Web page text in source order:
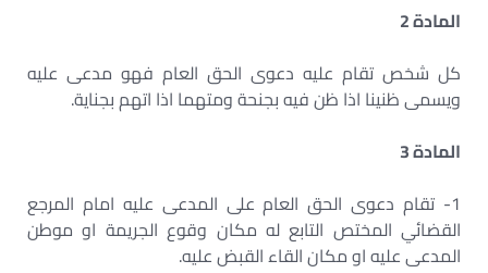
المادة 2
كل شخص تقام عليه دعوى الحق العام فهو مدعى عليه
ويسمى ظنينا اذا ظن فيه بجنحة ومتهما اذا اتهم بجناية.
المادة 3
1- تقام دعوى الحق العام على المدعى عليه امام المرجع
القضائي المختص التابع له مكان وقوع الجريمة او موطن
المدعى عليه او مكان القاء القبض عليه.